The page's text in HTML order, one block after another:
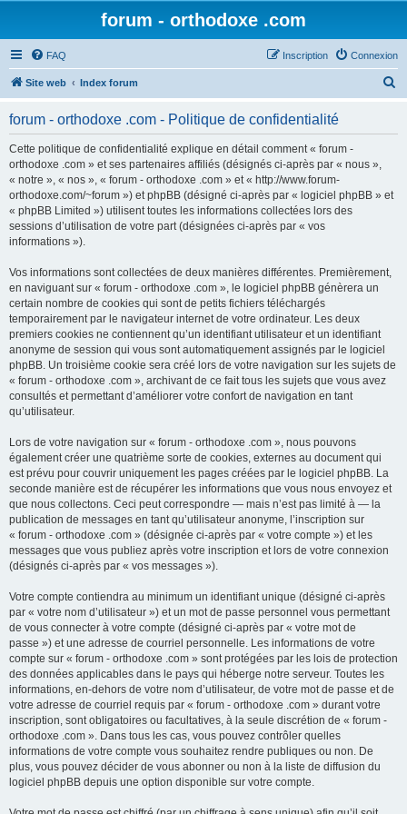
forum - orthodoxe .com
FAQ Connexion
Inscription
Site web Index forum
forum - orthodoxe .com - Politique de confidentialité
Cette politique de confidentialité explique en détail comment « forum -
orthodoxe .com » et ses partenaires affiliés (désignés ci-après par « nous »,
« notre », « nos », « forum - orthodoxe .com » et « http://www.forum-
orthodoxe.com/~forum ») et phpBB (désigné ci-après par « logiciel phpBB » et
« phpBB Limited ») utilisent toutes les informations collectées lors des
sessions d’utilisation de votre part (désignées ci-après par « vos
informations »).
Vos informations sont collectées de deux manières différentes. Premièrement,
en naviguant sur « forum - orthodoxe .com », le logiciel phpBB génèrera un
certain nombre de cookies qui sont de petits fichiers téléchargés
temporairement par le navigateur internet de votre ordinateur. Les deux
premiers cookies ne contiennent qu’un identifiant utilisateur et un identifiant
anonyme de session qui vous sont automatiquement assignés par le logiciel
phpBB. Un troisième cookie sera créé lors de votre navigation sur les sujets de
« forum - orthodoxe .com », archivant de ce fait tous les sujets que vous avez
consultés et permettant d’améliorer votre confort de navigation en tant
qu’utilisateur.
Lors de votre navigation sur « forum - orthodoxe .com », nous pouvons
également créer une quatrième sorte de cookies, externes au document qui
est prévu pour couvrir uniquement les pages créées par le logiciel phpBB. La
seconde manière est de récupérer les informations que vous nous envoyez et
que nous collectons. Ceci peut correspondre — mais n’est pas limité à — la
publication de messages en tant qu’utilisateur anonyme, l’inscription sur
« forum - orthodoxe .com » (désignée ci-après par « votre compte ») et les
messages que vous publiez après votre inscription et lors de votre connexion
(désignés ci-après par « vos messages »).
Votre compte contiendra au minimum un identifiant unique (désigné ci-après
par « votre nom d’utilisateur ») et un mot de passe personnel vous permettant
de vous connecter à votre compte (désigné ci-après par « votre mot de
passe ») et une adresse de courriel personnelle. Les informations de votre
compte sur « forum - orthodoxe .com » sont protégées par les lois de protection
des données applicables dans le pays qui héberge notre serveur. Toutes les
informations, en-dehors de votre nom d’utilisateur, de votre mot de passe et de
votre adresse de courriel requis par « forum - orthodoxe .com » durant votre
inscription, sont obligatoires ou facultatives, à la seule discrétion de « forum -
orthodoxe .com ». Dans tous les cas, vous pouvez contrôler quelles
informations de votre compte vous souhaitez rendre publiques ou non. De
plus, vous pouvez décider de vous abonner ou non à la liste de diffusion du
logiciel phpBB depuis une option disponible sur votre compte.